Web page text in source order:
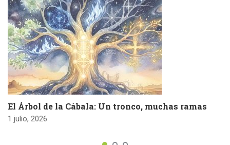
El Árbol de la Cábala: Un tronco, muchas ramas
1 julio, 2026